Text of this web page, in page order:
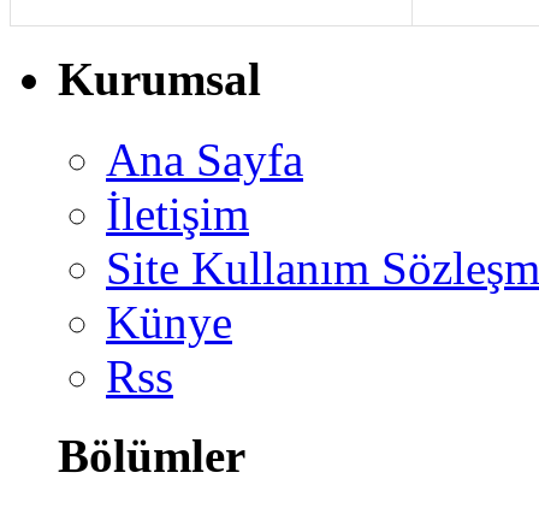
Kurumsal
Ana Sayfa
İletişim
Site Kullanım
Künye
Rss
Bölümler